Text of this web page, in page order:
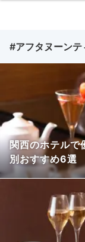
#アフタヌーンテ
関西のホテルで
別おすすめ6選